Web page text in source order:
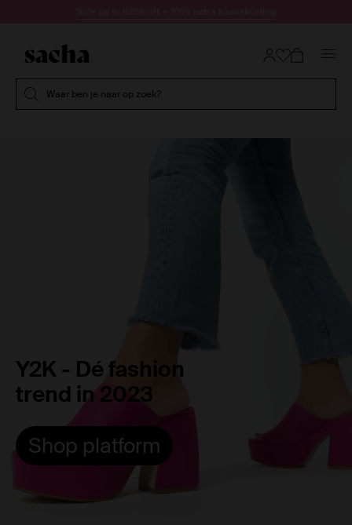
Waar ben je naar op zoek?
Y2K - Dé fashion
trend in 2023
Shop platform